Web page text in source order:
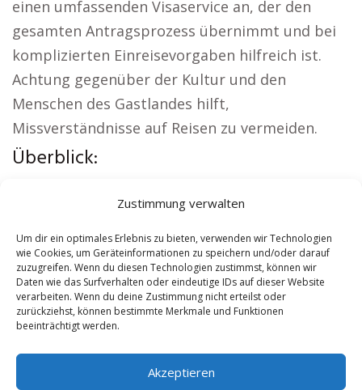
Zustimmung verwalten
Um dir ein optimales Erlebnis zu bieten, verwenden wir Technologien
wie Cookies, um Geräteinformationen zu speichern und/oder darauf
zuzugreifen. Wenn du diesen Technologien zustimmst, können wir
Daten wie das Surfverhalten oder eindeutige IDs auf dieser Website
verarbeiten. Wenn du deine Zustimmung nicht erteilst oder
zurückziehst, können bestimmte Merkmale und Funktionen
beeinträchtigt werden.
Akzeptieren
einen umfassenden Visaservice an, der den
gesamten Antragsprozess übernimmt und bei
komplizierten Einreisevorgaben hilfreich ist.
Achtung gegenüber der Kultur und den
Menschen des Gastlandes hilft,
Missverständnisse auf Reisen zu vermeiden.
Überblick:
Kirche Hainburg|Autovermietung Hainburg
Versicherung Hainburg|Hauskauf Hainburg|
Hundeschule Hainburg
Contents [show]
No tags for this post.